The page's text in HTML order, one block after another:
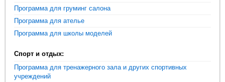
Программа для груминг салона
Программа для ателье
Программа для школы моделей
Спорт и отдых:
Программа для тренажерного зала и других спортивных
учреждений